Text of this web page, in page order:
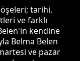
tarihi,
ve farklı
kendine
Belma Belen
ve pazar